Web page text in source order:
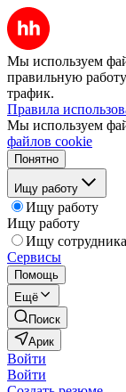
Мы используем
правильную
трафик.
Правила
Мы используем
файлов cookie
Понятно
Ищу работу
Ищу работу
Ищу работу
Ищу сотрудника
Сервисы
Помощь
Ещё
Поиск
Арик
Войти
Войти